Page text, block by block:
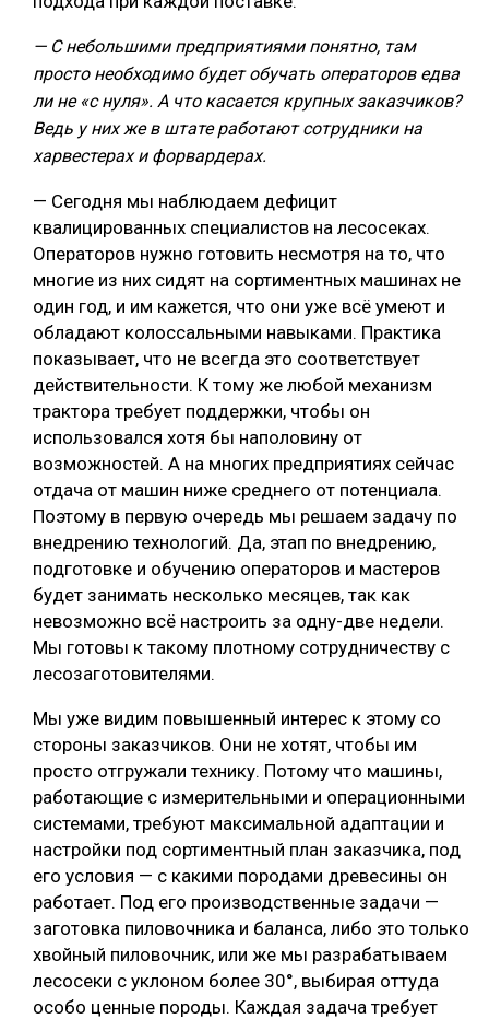
— С небольшими предприятиями понятно, там
просто необходимо будет обучать операторов едва
ли не «с нуля». А что касается крупных заказчиков?
Ведь у них же в штате работают сотрудники на
харвестерах и форвардерах.
— Сегодня мы наблюдаем дефицит
квалицированных специалистов на лесосеках.
Операторов нужно готовить несмотря на то, что
многие из них сидят на сортиментных машинах не
один год, и им кажется, что они уже всё умеют и
обладают колоссальными навыками. Практика
показывает, что не всегда это соответствует
действительности. К тому же любой механизм
трактора требует поддержки, чтобы он
использовался хотя бы наполовину от
возможностей. А на многих предприятиях сейчас
отдача от машин ниже среднего от потенциала.
Поэтому в первую очередь мы решаем задачу по
внедрению технологий. Да, этап по внедрению,
подготовке и обучению операторов и мастеров
будет занимать несколько месяцев, так как
невозможно всё настроить за одну-две недели.
Мы готовы к такому плотному сотрудничеству с
лесозаготовителями.
Мы уже видим повышенный интерес к этому со
стороны заказчиков. Они не хотят, чтобы им
просто отгружали технику. Потому что машины,
работающие с измерительными и операционными
системами, требуют максимальной адаптации и
настройки под сортиментный план заказчика, под
его условия — с какими породами древесины он
работает. Под его производственные задачи —
заготовка пиловочника и баланса, либо это только
хвойный пиловочник, или же мы разрабатываем
лесосеки с уклоном более 30°, выбирая оттуда
особо ценные породы. Каждая задача требует